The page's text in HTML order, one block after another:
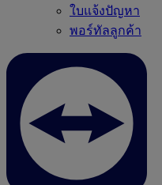
ใบแจ้งปัญหา
พอร์ทัลลูกค้า